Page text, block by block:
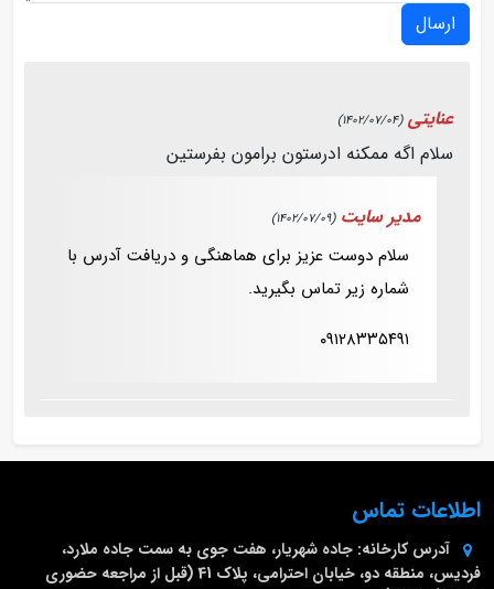
ارسال
عنایتی (1402/07/04)
سلام اگه ممکنه ادرستون برامون بفرستین
مدیر سایت (1402/07/09)
سلام دوست عزیز برای هماهنگی و دریافت آدرس با
شماره زیر تماس بگیرید.
۰۹۱۲۸۳۳۵۴۹۱
اطلاعات تماس
آدرس کارخانه: جاده شهریار، هفت جوی به سمت جاده ملارد،
فردیس، منطقه دو، خیابان احترامی، پلاک 41 (قبل از مراجعه حضوری